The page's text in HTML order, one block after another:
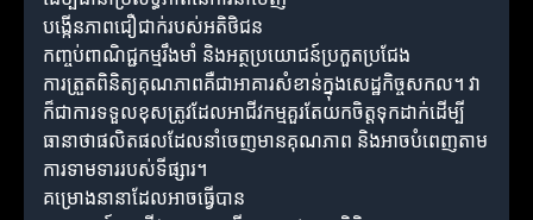
បង្កើនភាពជឿជាក់របស់អតិថិជន
កញ្ចប់ពាណិជ្ជកម្មរឹងមាំ និងអត្ថប្រយោជន៍ប្រកួតប្រជែង
ការត្រួតពិនិត្យគុណភាពគឺជាអាគារសំខាន់ក្នុងសេដ្ឋកិច្ចសកល។ វា
ក៏ជាការទទួលខុសត្រូវដែលអាជីវកម្មគួរតែយកចិត្តទុកដាក់ដើម្បី
ធានាថាផលិតផលដែលនាំចេញមានគុណភាព និងអាចបំពេញតាម
ការទាមទាររបស់ទីផ្សារ។
គម្រោងនានាដែលអាចធ្វើបាន